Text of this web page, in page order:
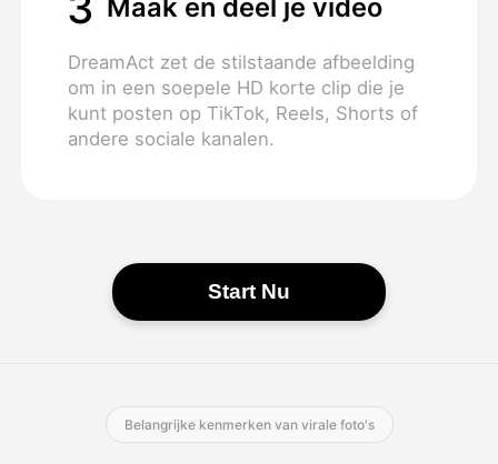
Maak en deel je video
DreamAct zet de stilstaande afbeelding
om in een soepele HD korte clip die je
kunt posten op TikTok, Reels, Shorts of
andere sociale kanalen.
Start Nu
Belangrijke kenmerken van virale foto's